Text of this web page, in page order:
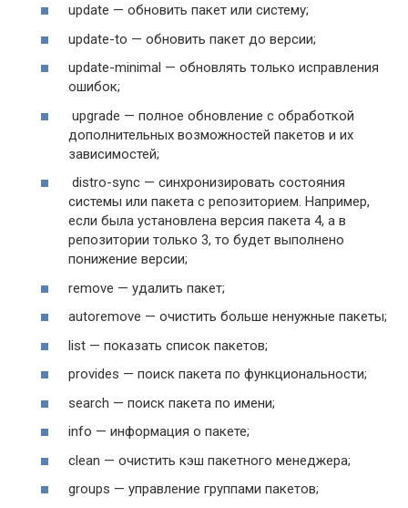
update — обновить пакет или систему;
update-to — обновить пакет до версии;
update-minimal — обновлять только исправления
ошибок;
upgrade — полное обновление с обработкой
дополнительных возможностей пакетов и их
зависимостей;
distro-sync — синхронизировать состояния
системы или пакета с репозиторием. Например,
если была установлена версия пакета 4, а в
репозитории только 3, то будет выполнено
понижение версии;
remove — удалить пакет;
autoremove — очистить больше ненужные пакеты;
list — показать список пакетов;
provides — поиск пакета по функциональности;
search — поиск пакета по имени;
info — информация о пакете;
clean — очистить кэш пакетного менеджера;
groups — управление группами пакетов;